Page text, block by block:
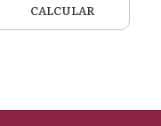
CALCULAR